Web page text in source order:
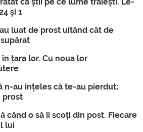
și 1
luat de prost uitând cât de
țara lor. Cu noua lor
n-au înțeles că te-au pierdut;
prost
când o să îi scoți din post. Fiecare
lui